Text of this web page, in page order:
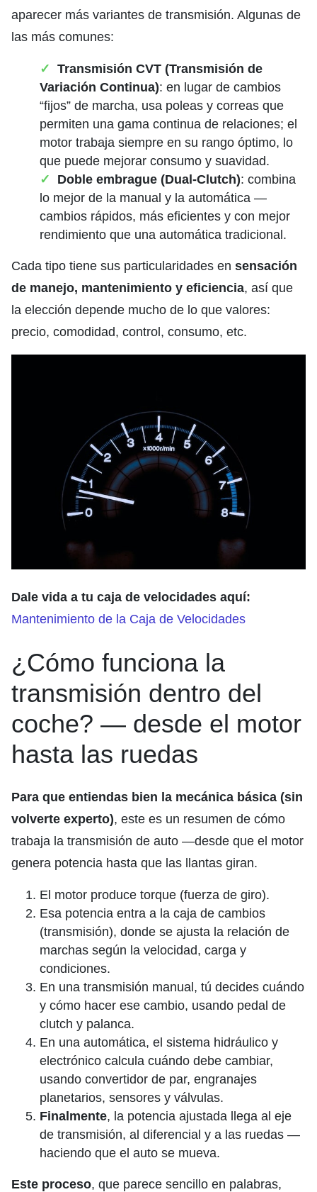
aparecer más variantes de transmisión. Algunas de
las más comunes:
Transmisión CVT (Transmisión de
Variación Continua): en lugar de cambios
“fijos” de marcha, usa poleas y correas que
permiten una gama continua de relaciones; el
motor trabaja siempre en su rango óptimo, lo
que puede mejorar consumo y suavidad.
Doble embrague (Dual-Clutch): combina
lo mejor de la manual y la automática —
cambios rápidos, más eficientes y con mejor
rendimiento que una automática tradicional.
Cada tipo tiene sus particularidades en sensación
de manejo, mantenimiento y eficiencia, así que
la elección depende mucho de lo que valores:
precio, comodidad, control, consumo, etc.
Dale vida a tu caja de velocidades aquí:
Mantenimiento de la Caja de Velocidades
¿Cómo funciona la
transmisión dentro del
coche? — desde el motor
hasta las ruedas
Para que entiendas bien la mecánica básica (sin
volverte experto), este es un resumen de cómo
trabaja la transmisión de auto —desde que el motor
genera potencia hasta que las llantas giran.
El motor produce torque (fuerza de giro).
Esa potencia entra a la caja de cambios
(transmisión), donde se ajusta la relación de
marchas según la velocidad, carga y
condiciones.
En una transmisión manual, tú decides cuándo
y cómo hacer ese cambio, usando pedal de
clutch y palanca.
En una automática, el sistema hidráulico y
electrónico calcula cuándo debe cambiar,
usando convertidor de par, engranajes
planetarios, sensores y válvulas.
Finalmente, la potencia ajustada llega al eje
de transmisión, al diferencial y a las ruedas —
haciendo que el auto se mueva.
Este proceso, que parece sencillo en palabras,